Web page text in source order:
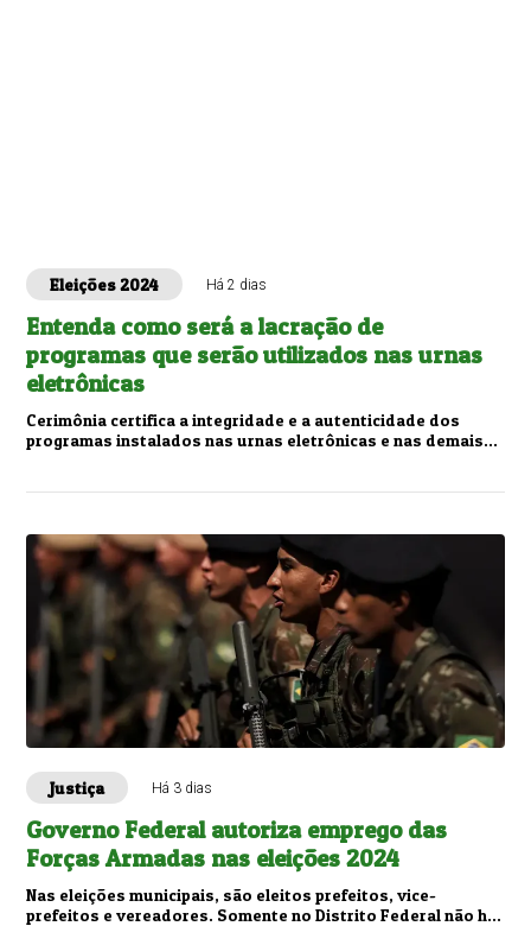
Eleições 2024 Há 2 dias
Entenda como será a lacração de
programas que serão utilizados nas urnas
eletrônicas
Cerimônia certifica a integridade e a autenticidade dos
programas instalados nas urnas eletrônicas e nas demais
Justiça Há 3 dias
Governo Federal autoriza emprego das
Forças Armadas nas eleições 2024
Nas eleições municipais, são eleitos prefeitos, vice-
prefeitos e vereadores. Somente no Distrito Federal não há